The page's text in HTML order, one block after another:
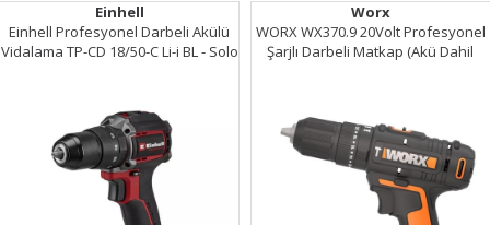
Einhell
Einhell Profesyonel Darbeli Akülü
Vidalama TP-CD 18/50-C Li-i BL - Solo
Worx
WORX WX370.9 20Volt Profesyonel
Şarjlı Darbeli Matkap (Akü Dahil